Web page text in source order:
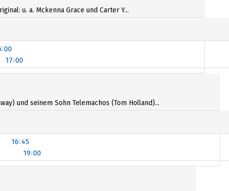
u. a. Mckenna Grace und Carter Y...
17:00
und seinem Sohn Telemachos (Tom Holland)...
16:45
19:00
19:00